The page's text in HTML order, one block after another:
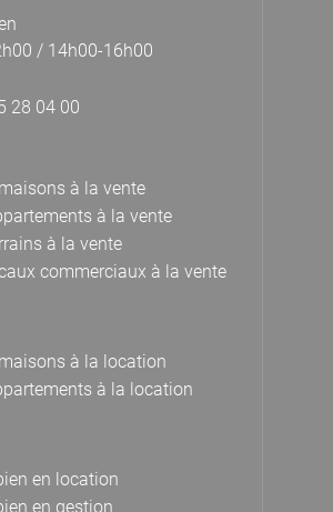
/ 14h00-16h00
28 04 00
à la vente
à la vente
à la vente
commerciaux à la vente
à la location
à la location
en location
en gestion